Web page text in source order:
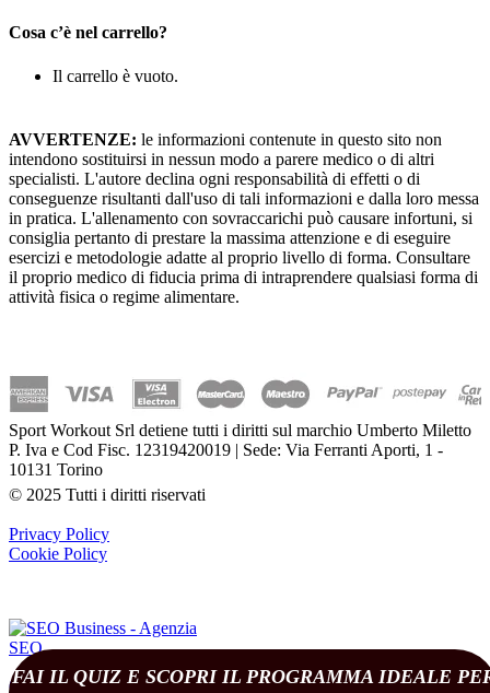
Cosa c’è nel carrello?
Il carrello è vuoto.
AVVERTENZE: le informazioni contenute in questo sito non
intendono sostituirsi in nessun modo a parere medico o di altri
specialisti. L'autore declina ogni responsabilità di effetti o di
conseguenze risultanti dall'uso di tali informazioni e dalla loro messa
in pratica. L'allenamento con sovraccarichi può causare infortuni, si
consiglia pertanto di prestare la massima attenzione e di eseguire
esercizi e metodologie adatte al proprio livello di forma. Consultare
il proprio medico di fiducia prima di intraprendere qualsiasi forma di
attività fisica o regime alimentare.
Sport Workout Srl detiene tutti i diritti sul marchio Umberto Miletto
P. Iva e Cod Fisc. 12319420019 | Sede: Via Ferranti Aporti, 1 -
10131 Torino
© 2025 Tutti i diritti riservati
Privacy Policy
Cookie Policy
(0)
FAI IL QUIZ E SCOPRI IL PROGRAMMA IDEALE